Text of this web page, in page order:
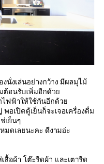
นั่งเล่นอย่างกว้าง มีผลมุไม้
ต้อนรับเพิ่มอีกด้ว
ไฟฟ้าให้ใช้กันอีกด้ว
อเปิดตู้เย็นก็จะเจอเครื่องดื่ม
เย็นๆ
มดเลยนะคะ ดีงามอ่ะ
สื้อผ้า โต๊ะรีดผ้า และเตารีด